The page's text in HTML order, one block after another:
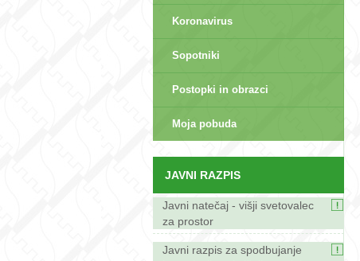
Koronavirus
Sopotniki
Postopki in obrazci
Moja pobuda
JAVNI RAZPIS
Javni natečaj - višji svetovalec
za prostor
Javni razpis za spodbujanje